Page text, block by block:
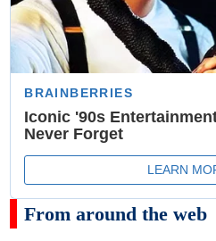
From around the web